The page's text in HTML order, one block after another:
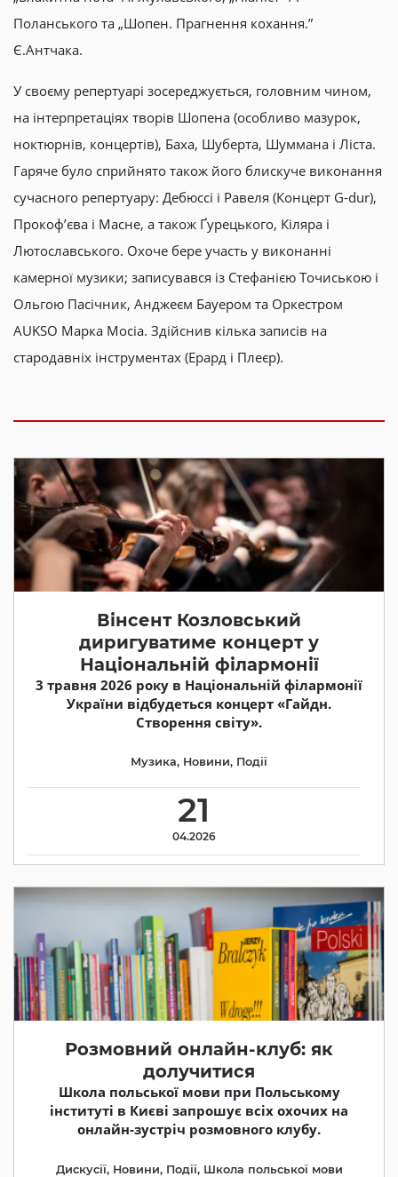
Поланського та „Шопен. Прагнення кохання.”
Є.Антчака.
У своєму репертуарі зосереджується, головним чином,
на інтерпретаціях творів Шопена (особливо мазурок,
ноктюрнів, концертів), Баха, Шуберта, Шуммана і Ліста.
Гаряче було сприйнято також його блискуче виконання
сучасного репертуару: Дебюссі і Равеля (Концерт G-dur),
Прокоф’єва і Масне, а також Ґурецького, Кіляра і
Лютославського. Охоче бере участь у виконанні
камерної музики; записувався із Стефанією Точиською і
Ольгою Пасічник, Анджеєм Бауером та Оркестром
AUKSO Марка Мосіа. Здійснив кілька записів на
стародавніх інструментах (Ерард і Плеєр).
Вінсент Козловський
диригуватиме концерт у
Національній філармонії
3 травня 2026 року в Національній філармонії
України відбудеться концерт «Гайдн.
Створення світу».
21
04.2026
Музика, Новини, Події
Розмовний онлайн-клуб: як
долучитися
Школа польської мови при Польському
інституті в Києві запрошує всіх охочих на
онлайн-зустріч розмовного клубу.
Дискусії, Новини, Події, Школа польської мови